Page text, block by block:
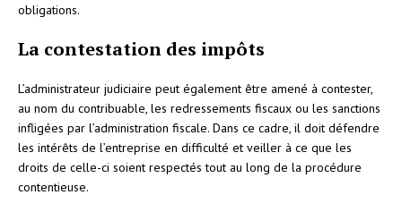
obligations.
La contestation des impôts
L’administrateur judiciaire peut également être amené à contester,
au nom du contribuable, les redressements fiscaux ou les sanctions
infligées par l’administration fiscale. Dans ce cadre, il doit défendre
les intérêts de l’entreprise en difficulté et veiller à ce que les
droits de celle-ci soient respectés tout au long de la procédure
contentieuse.